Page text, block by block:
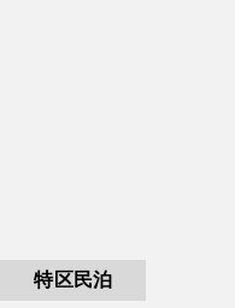
特区民泊